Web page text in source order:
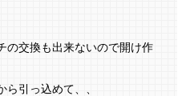
の交換も出来ないので開け作
引っ込めて、、